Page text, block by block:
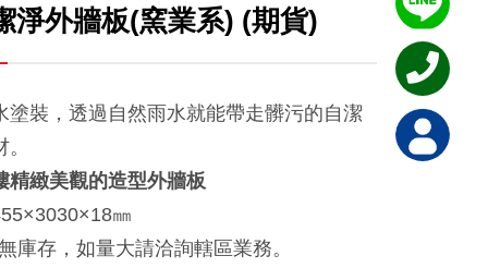
淨外牆板(窯業系) (期貨)
塗裝，透過自然雨水就能帶走髒污的自潔
精緻美觀的造型外牆板
㎜
庫存，如量大請洽詢轄區業務。